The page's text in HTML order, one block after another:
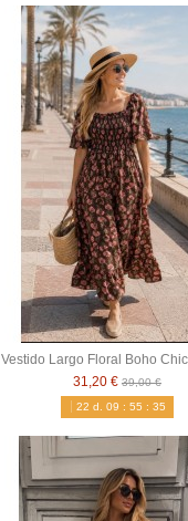
Vestido Largo Floral Boho
31,20 € 39,00 €
22 d. 09 : 55 : 34